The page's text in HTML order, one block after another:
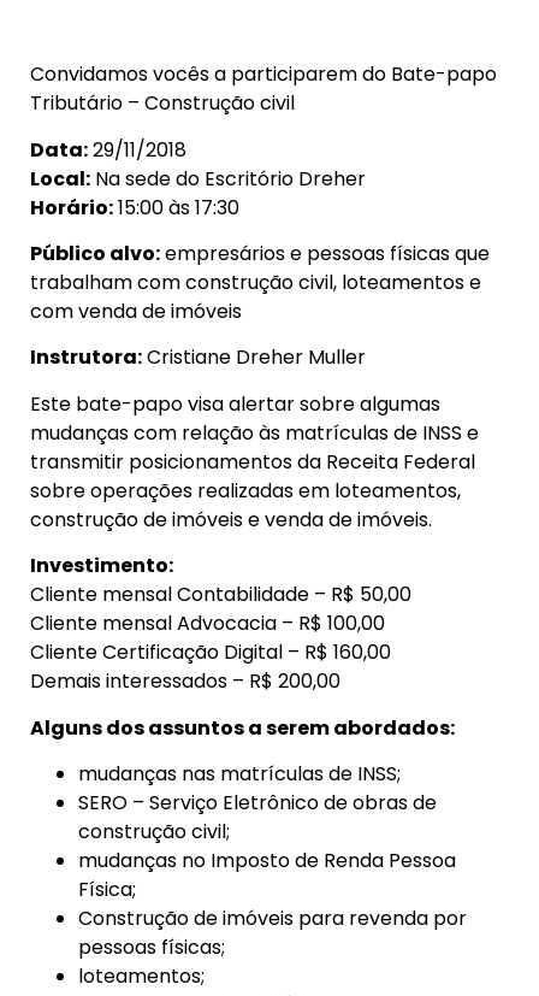
Convidamos vocês a participarem do Bate-papo
Tributário – Construção civil
Data:29/11/2018
Local: Na sede do Escritório Dreher
Horário:15:00 às 17:30
Público alvo:empresários e pessoas físicas que
trabalham com construção civil, loteamentos e
com venda de imóveis
Instrutora:Cristiane Dreher Muller
Este bate-papo visa alertar sobre algumas
mudanças com relação às matrículas de INSS e
transmitir posicionamentos da Receita Federal
sobre operações realizadas em loteamentos,
construção de imóveis e venda de imóveis.
Investimento:
Cliente mensal Contabilidade – R$ 50,00
Cliente mensal Advocacia – R$ 100,00
Cliente Certificação Digital – R$ 160,00
Demais interessados – R$ 200,00
Alguns dos assuntos a serem abordados:
mudanças nas matrículas de INSS;
SERO – Serviço Eletrônico de obras de
construção civil;
mudanças no Imposto de Renda Pessoa
Física;
Construção de imóveis para revenda por
pessoas físicas;
loteamentos;